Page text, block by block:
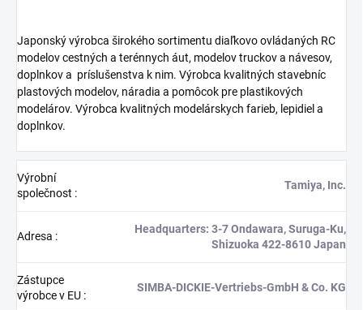
Japonský výrobca širokého sortimentu diaľkovo ovládaných RC
modelov cestných a terénnych áut, modelov truckov a návesov,
doplnkov a príslušenstva k nim. Výrobca kvalitných stavebníc
plastových modelov, náradia a pomôcok pre plastikových
modelárov. Výrobca kvalitných modelárskych farieb, lepidiel a
doplnkov.
Výrobní
společnost :
Tamiya, Inc.
Adresa :
Headquarters: 3-7 Ondawara, Suruga-Ku,
Shizuoka 422-8610 Japan
Zástupce
výrobce v EU :
SIMBA-DICKIE-Vertriebs-GmbH & Co. KG